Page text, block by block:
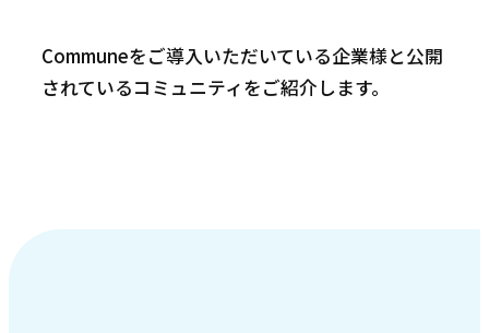
Communeをご導入いただいている企業様と公開
されているコミュニティをご紹介します。